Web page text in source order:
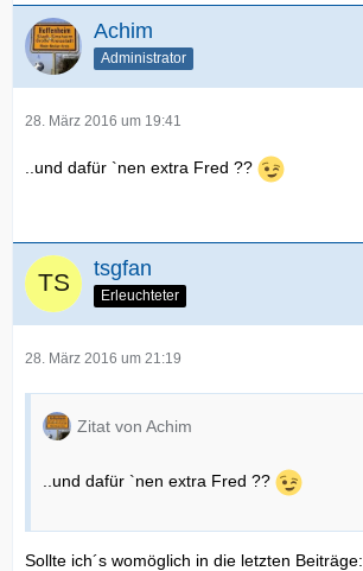
Achim
Administrator
28. März 2016 um 19:41
..und dafür `nen extra Fred ??
tsgfan
Erleuchteter
28. März 2016 um 21:19
Zitat von Achim
..und dafür `nen extra Fred ??
Sollte ich´s womöglich in die letzten Beiträge: